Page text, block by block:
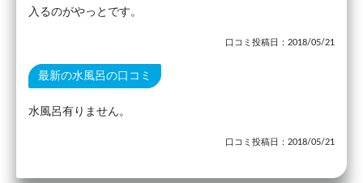
入るのがやっとです。
口コミ投稿日：2018/05/21
最新の水風呂の口コミ
水風呂有りません。
口コミ投稿日：2018/05/21